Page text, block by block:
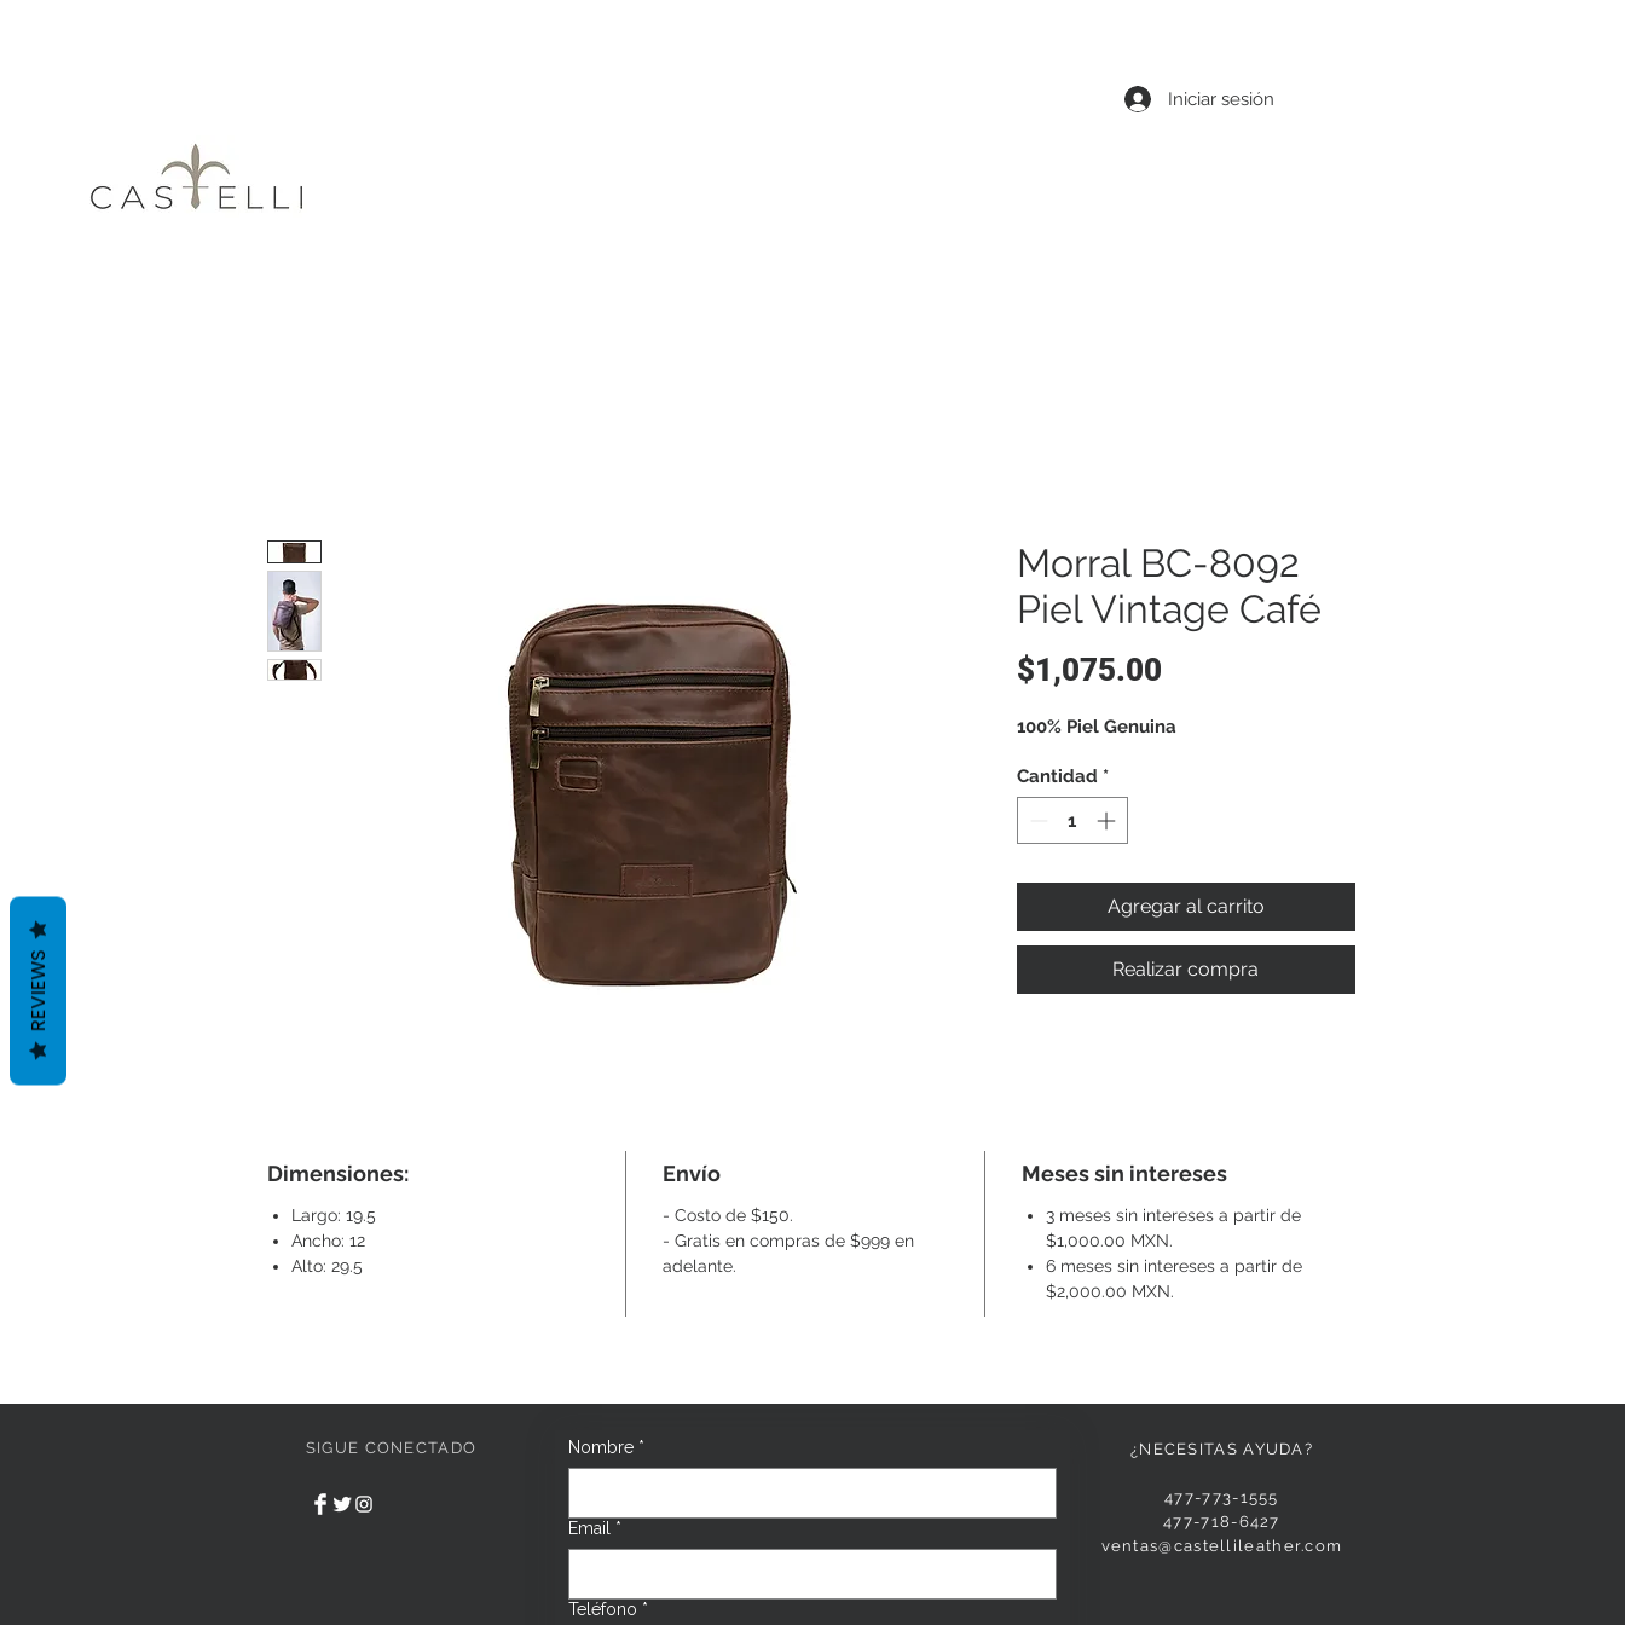
Iniciar sesión
Morral BC-8092
Piel Vintage Café
$1,075.00Precio
100% Piel Genuina
Cantidad *
Agregar al carrito
Realizar compra
Dimensiones:
Largo: 19.5
Ancho: 12
Alto: 29.5
Envío
- Costo de $150.
- Gratis en compras de $999 en
adelante.
Meses sin intereses
3 meses sin intereses a partir de
$1,000.00 MXN.
6 meses sin intereses a partir de
$2,000.00 MXN.
SIGUE CONECTADO Nombre *
Email *
Teléfono *
¿NECESITAS AYUDA?
477-773-1555
477-718-6427
ventas@castellileather.com
REVIEWS